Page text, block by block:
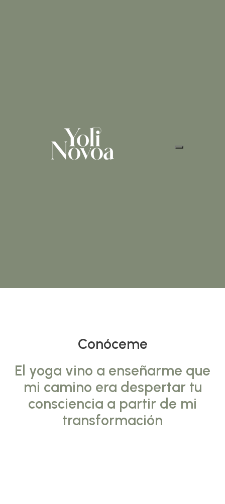
Conóceme
El yoga vino a enseñarme que
mi camino era despertar tu
consciencia a partir de mi
transformación